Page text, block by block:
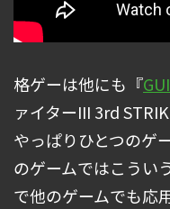
格ゲーは他にも『
ァイターIII 3rd
やっぱりひとつのゲ
のゲームではこうい
で他のゲームでも応